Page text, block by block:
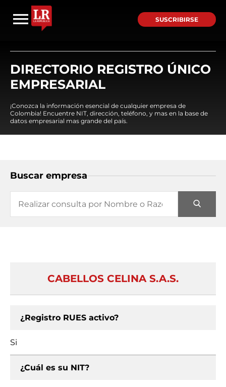
SUSCRIBIRSE
DIRECTORIO REGISTRO ÚNICO
EMPRESARIAL
¡Conozca la información esencial de cualquier empresa de
Colombia! Encuentre NIT, dirección, teléfono, y mas en la base de
datos empresarial mas grande del país.
Buscar empresa
CABELLOS CELINA S.A.S.
¿Registro RUES activo?
Si
¿Cuál es su NIT?